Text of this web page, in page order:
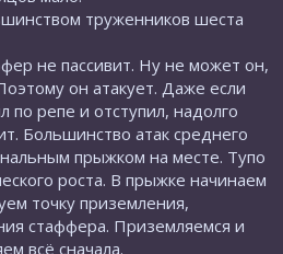
труженников шеста
не пассивит. Ну не может он,
он атакует. Даже если
по репе и отступил, надолго
Большинство атак среднего
прыжком на месте. Тупо
роста. В прыжке начинаем
точку приземления,
стаффера. Приземляемся и
всё сначала.